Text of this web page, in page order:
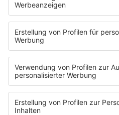
HOME
INFOS
Kontakt